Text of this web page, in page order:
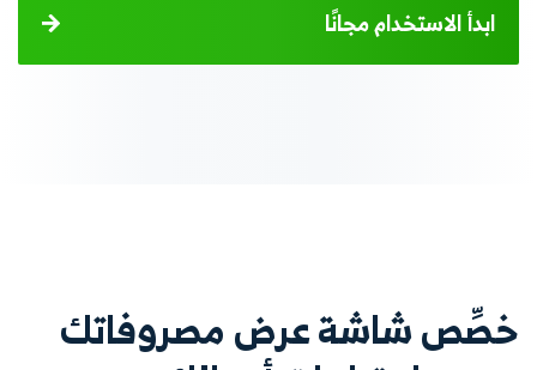
ابدأ الاستخدام مجانًا
خصِّص شاشة عرض مصروفاتك